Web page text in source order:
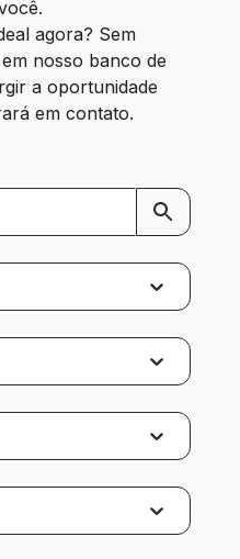
agora? Sem
nosso banco de
a oportunidade
em contato.